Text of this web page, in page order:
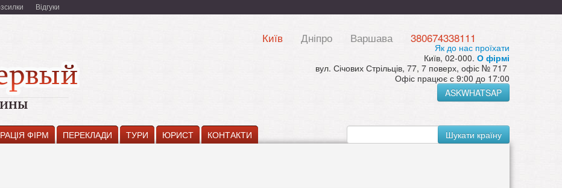
Відгуки
Київ Дніпро Варшава 380674338111
Як до нас проїхати
Київ, 02-000. О фірмі
вул. Січових Стрільців, 77, 7 поверх, офіс № 717
Офіс працює с 9:00 до 17:00
ASKWHATSAP
ФІРМ ПЕРЕКЛАДИ ТУРИ ЮРИСТ КОНТАКТИ Шукати країну